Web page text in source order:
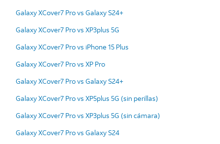
Galaxy XCover7 Pro vs Galaxy S24+
Galaxy XCover7 Pro vs XP3plus 5G
Galaxy XCover7 Pro vs iPhone 15 Plus
Galaxy XCover7 Pro vs XP Pro
Galaxy XCover7 Pro vs Galaxy S24+
Galaxy XCover7 Pro vs XP5plus 5G (sin perillas)
Galaxy XCover7 Pro vs XP3plus 5G (sin cámara)
Galaxy XCover7 Pro vs Galaxy S24